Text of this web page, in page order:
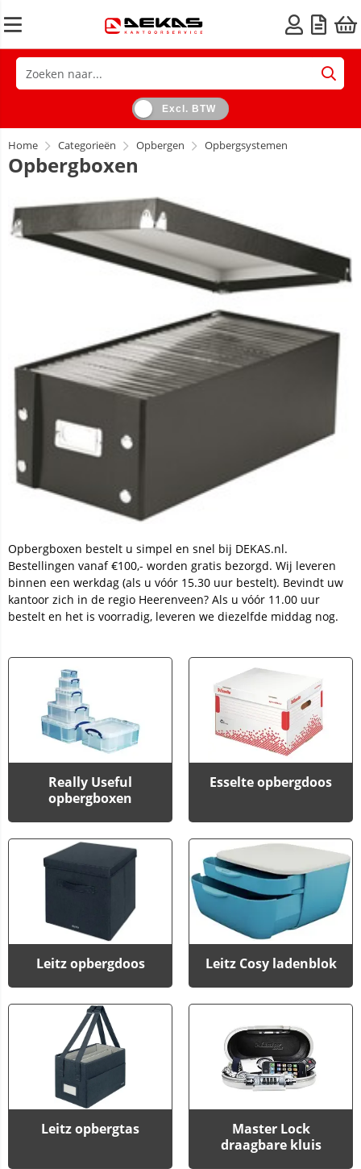
Excl. BTW
Home Categorieën Opbergen Opbergsystemen
Opbergboxen
Opbergboxen bestelt u simpel en snel bij DEKAS.nl.
Bestellingen vanaf €100,- worden gratis bezorgd. Wij leveren
binnen een werkdag (als u vóór 15.30 uur bestelt). Bevindt uw
kantoor zich in de regio Heerenveen? Als u vóór 11.00 uur
bestelt en het is voorradig, leveren we diezelfde middag nog.
Really Useful
opbergboxen
Esselte opbergdoos
Leitz opbergdoos Leitz Cosy ladenblok
Leitz opbergtas
Master Lock
draagbare kluis